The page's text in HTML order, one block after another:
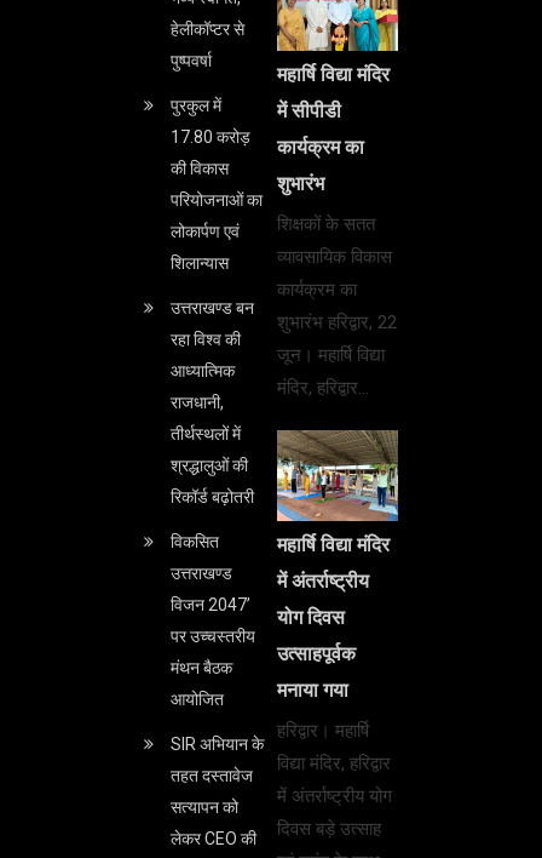
हेलीकॉप्टर से
पुष्पवर्षा
पुरकुल में
17.80 करोड़
की विकास
परियोजनाओं का
लोकार्पण एवं
शिलान्यास
उत्तराखण्ड बन
रहा विश्व की
आध्यात्मिक
राजधानी,
तीर्थस्थलों में
श्रद्धालुओं की
रिकॉर्ड बढ़ोतरी
विकसित
उत्तराखण्ड
विजन 2047’
पर उच्चस्तरीय
मंथन बैठक
आयोजित
SIR अभियान के
तहत दस्तावेज
सत्यापन को
लेकर CEO की
महार्षि विद्या मंदिर
में सीपीडी
कार्यक्रम का
शुभारंभ
शिक्षकों के सतत
व्यावसायिक विकास
कार्यक्रम का
शुभारंभ हरिद्वार, 22
जून। महार्षि विद्या
मंदिर, हरिद्वार…
महार्षि विद्या मंदिर
में अंतर्राष्ट्रीय
योग दिवस
उत्साहपूर्वक
मनाया गया
हरिद्वार। महार्षि
विद्या मंदिर, हरिद्वार
में अंतर्राष्ट्रीय योग
दिवस बड़े उत्साह